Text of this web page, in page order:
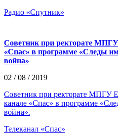
Радио «Спутник»
Советник при ректорате
«Спас» в программе «Следы
война»
02 / 08 / 2019
Советник при ректорате МПГУ
канале «Спас» в программе
война».
Телеканал «Спас»